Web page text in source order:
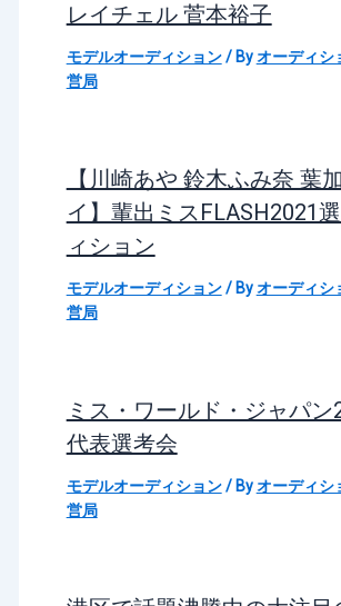
レイチェル 菅本裕子
モデルオーディション/ Byオーディシ
営局
【川崎あや 鈴木ふみ奈 葉
イ】輩出ミスFLASH2021
ィション
モデルオーディション/ Byオーディシ
営局
ミス・ワールド・ジャパン
代表選考会
モデルオーディション/ Byオーディシ
営局